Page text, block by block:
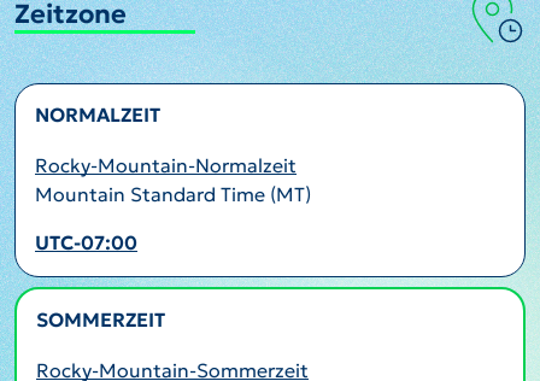
Zeitzone
NORMALZEIT
Rocky-Mountain-Normalzeit
Mountain Standard Time (MT)
UTC-07:00
SOMMERZEIT
Rocky-Mountain-Sommerzeit